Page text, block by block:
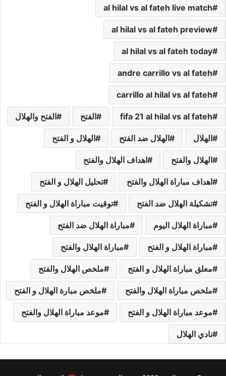
al hilal vs al fateh live match
al hilal vs al fateh preview
al hilal vs al fateh today
andre carrillo vs al fateh
carrillo al hilal vs al fateh
fifa 21 al hilal vs al fateh الفتح الفتح والهلال
الهلال الهلال ضد الفتح الهلال و الفتح
الهلال والفتح اهداف الهلال والفتح
اهداف مباراة الهلال والفتح تحليل الهلال و الفتح
تشكيلة الهلال ضد الفتح توقيت مباراة الهلال و الفتح
مباراة الهلال اليوم مباراة الهلال ضد الفتح
مباراة الهلال و الفتح مباراة الهلال والفتح
معلق مباراة الهلال و الفتح ملخص الهلال والفتح
ملخص مباراة الهلال والفتح ملخص مبارة الهلال و الفتح
موعد مباراة الهلال و الفتح موعد مباراة الهلال والفتح
نادي الهلال